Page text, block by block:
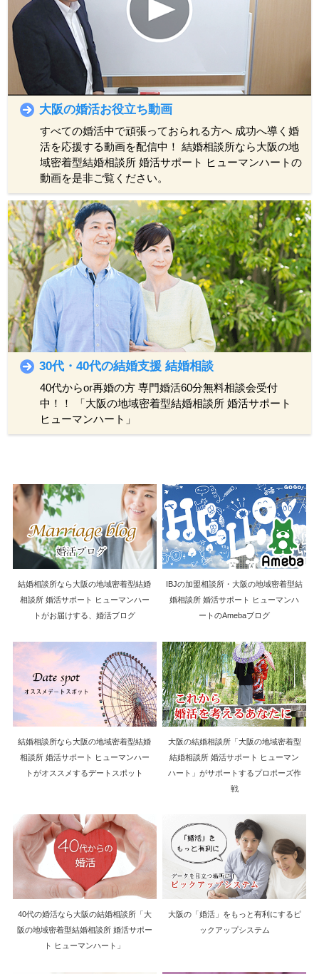
大阪の婚活お役立ち動画
すべての婚活中で頑張っておられる方へ 成功へ導く婚
活を応援する動画を配信中！ 結婚相談所なら大阪の地
域密着型結婚相談所 婚活サポート ヒューマンハートの
動画を是非ご覧ください。
30代・40代の結婚支援 結婚相談
40代からor再婚の方 専門婚活60分無料相談会受付
中！！
「大阪の地域密着型結婚相談所 婚活サポート
ヒューマンハート」
結婚相談所なら大阪の地域密着型結婚
相談所 婚活サポート ヒューマンハー
トがお届けする、婚活ブログ
IBJの加盟相談所・大阪の地域密着型結
婚相談所 婚活サポート ヒューマンハ
ートのAmebaブログ
結婚相談所なら大阪の地域密着型結婚
相談所 婚活サポート ヒューマンハー
トがオススメするデートスポット
大阪の結婚相談所「大阪の地域密着型
結婚相談所 婚活サポート ヒューマン
ハート」がサポートするプロポーズ作
戦
40代の婚活なら大阪の結婚相談所「大
阪の地域密着型結婚相談所 婚活サポー
ト ヒューマンハート」
大阪の「婚活」をもっと有利にするピ
ックアップシステム